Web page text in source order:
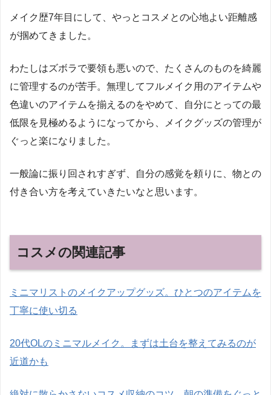
メイク歴7年目にして、やっとコスメとの心地よい距離感
が掴めてきました。
わたしはズボラで要領も悪いので、たくさんのものを綺麗
に管理するのが苦手。無理してフルメイク用のアイテムや
色違いのアイテムを揃えるのをやめて、自分にとっての最
低限を見極めるようになってから、メイクグッズの管理が
ぐっと楽になりました。
一般論に振り回されすぎず、自分の感覚を頼りに、物との
付き合い方を考えていきたいなと思います。
コスメの関連記事
ミニマリストのメイクアップグッズ。ひとつのアイテムを
丁寧に使い切る
20代OLのミニマルメイク。まずは土台を整えてみるのが
近道かも